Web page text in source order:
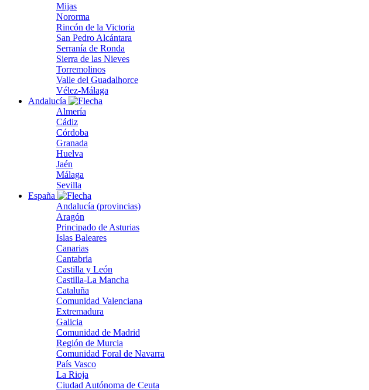
Mijas
Nororma
Rincón de la Victoria
San Pedro Alcántara
Serranía de Ronda
Sierra de las Nieves
Torremolinos
Valle del Guadalhorce
Vélez-Málaga
Andalucía
Almería
Cádiz
Córdoba
Granada
Huelva
Jaén
Málaga
Sevilla
España
Andalucía (provincias)
Aragón
Principado de Asturias
Islas Baleares
Canarias
Cantabria
Castilla y León
Castilla-La Mancha
Cataluña
Comunidad Valenciana
Extremadura
Galicia
Comunidad de Madrid
Región de Murcia
Comunidad Foral de Navarra
País Vasco
La Rioja
Ciudad Autónoma de Ceuta